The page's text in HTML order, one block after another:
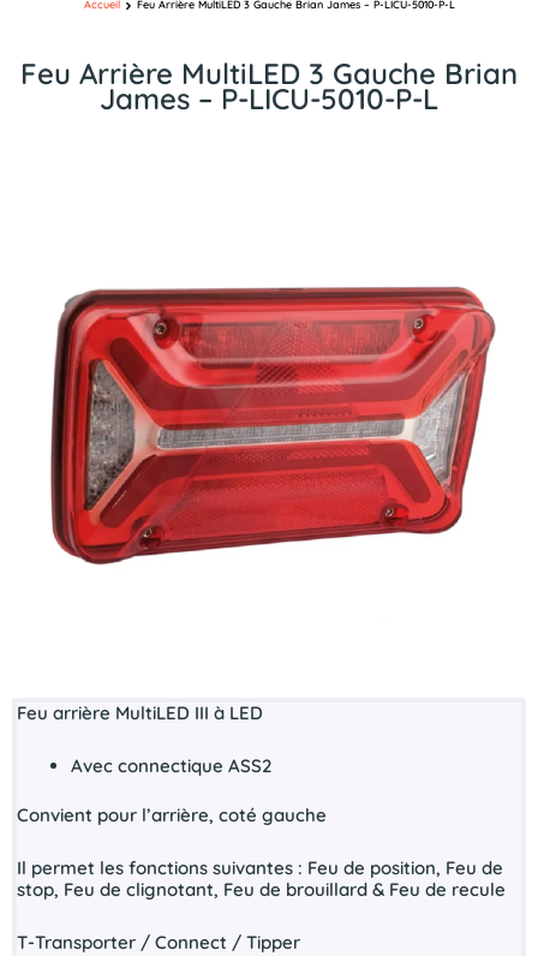
Feu Arrière MultiLED 3 Gauche Brian
James – P-LICU-5010-P-L
Accueil Feu Arrière MultiLED 3 Gauche Brian James – P-LICU-5010-P-L
Feu arrière MultiLED III à LED
Avec connectique ASS2
Convient pour l’arrière, coté gauche
Il permet les fonctions suivantes : Feu de position, Feu de
stop, Feu de clignotant, Feu de brouillard & Feu de recule
T-Transporter / Connect / Tipper